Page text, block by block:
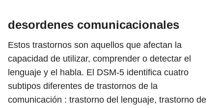
desordenes comunicacionales
Estos trastornos son aquellos que afectan la
capacidad de utilizar, comprender o detectar el
lenguaje y el habla. El DSM-5 identifica cuatro
subtipos diferentes de trastornos de la
comunicación : trastorno del lenguaje, trastorno de